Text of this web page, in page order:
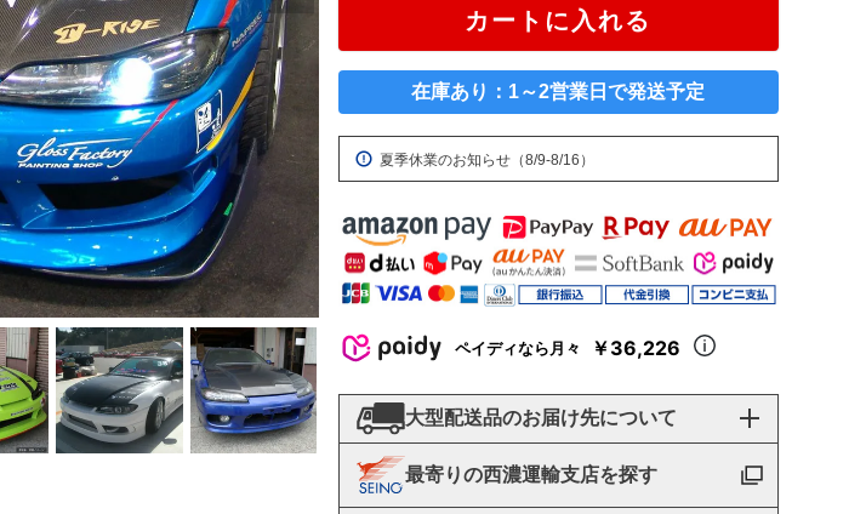
カートに入れる
在庫あり：1～2営業日で発送予定
夏季休業のお知らせ（8/9-8/16）
ペイディなら月々 ￥36,226
大型配送品のお届け先について
最寄りの西濃運輸支店を探す